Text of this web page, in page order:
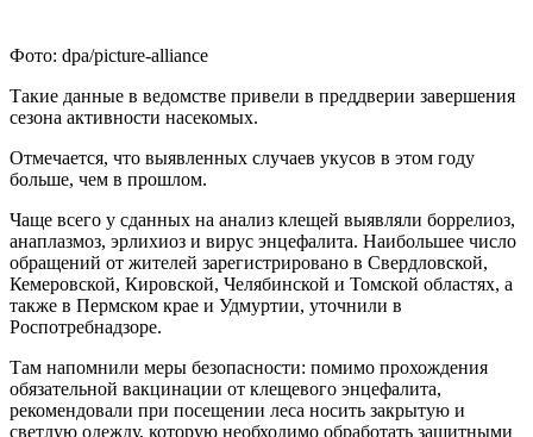
Фото: dpa/picture-alliance
Такие данные в ведомстве привели в преддверии завершения
сезона активности насекомых.
Отмечается, что выявленных случаев укусов в этом году
больше, чем в прошлом.
Чаще всего у сданных на анализ клещей выявляли боррелиоз,
анаплазмоз, эрлихиоз и вирус энцефалита. Наибольшее число
обращений от жителей зарегистрировано в Свердловской,
Кемеровской, Кировской, Челябинской и Томской областях, а
также в Пермском крае и Удмуртии, уточнили в
Роспотребнадзоре.
Там напомнили меры безопасности: помимо прохождения
обязательной вакцинации от клещевого энцефалита,
рекомендовали при посещении леса носить закрытую и
светлую одежду, которую необходимо обработать защитными